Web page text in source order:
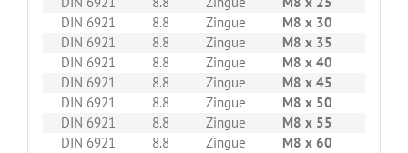
DIN 6921
8.8 Zingue M8 x 30
DIN 6921
8.8 Zingue M8 x 35
DIN 6921
8.8 Zingue M8 x 40
DIN 6921
8.8 Zingue M8 x 45
DIN 6921
8.8 Zingue M8 x 50
DIN 6921
8.8 Zingue M8 x 55
DIN 6921
8.8 Zingue M8 x 60